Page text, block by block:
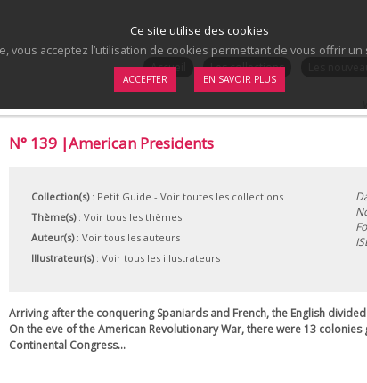
Accueil Les collections
N° 139 |American Presidents
Collection(s): Petit Guide - Voir toutes les collections
Thème(s): Voir tous les thèmes
Auteur(s): Voir tous les auteurs
Illustrateur(s): Voir tous les illustrateurs
Arriving after the conquering Spaniards and French, the English
On the eve of the American Revolutionary War, there were 13
Continental Congress...
Ce site utilise des cookies
vous acceptez l’utilisation de cookies permettant de vous offrir
ACCEPTER EN SAVOIR PLUS